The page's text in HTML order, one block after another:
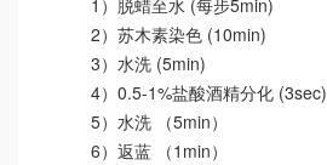
2）苏木素染色 (10min)
3）水洗 (5min)
4）0.5-1%盐酸酒精分化 (3sec)
5）水洗 （5min）
6）返蓝 （1min）